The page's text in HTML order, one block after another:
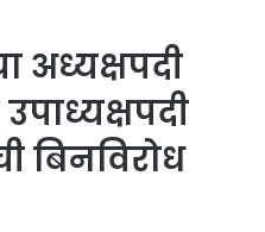
अध्यक्षपदी
बिनविरोध